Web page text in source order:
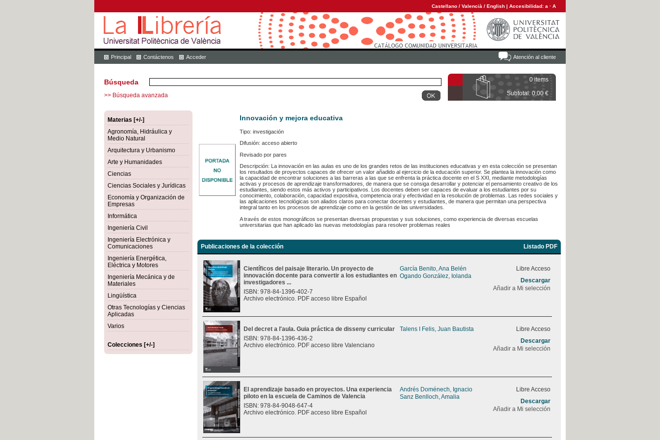
Castellano / Valencià / English | Accesibilidad: a · A
Atención al cliente
Principal Contáctenos Acceder
0 items
Subtotal: 0,00 €
Búsqueda
>> Búsqueda avanzada
Materias [+/-]
Agronomía, Hidráulica y
Medio Natural
Arquitectura y Urbanismo
Arte y Humanidades
Ciencias
Ciencias Sociales y Jurídicas
Economía y Organización de
Empresas
Informática
Ingeniería Civil
Ingeniería Electrónica y
Comunicaciones
Ingeniería Energética,
Eléctrica y Motores
Ingeniería Mecánica y de
Materiales
Lingüística
Otras Tecnologías y Ciencias
Aplicadas
Varios
Colecciones [+/-]
Innovación y mejora educativa
Tipo: investigación
Difusión: acceso abierto
Revisado por pares
Descripción: La innovación en las aulas es uno de los grandes retos de las instituciones educativas y en esta colección se presentan
los resultados de proyectos capaces de ofrecer un valor añadido al ejercicio de la educación superior. Se plantea la innovación como
la capacidad de encontrar soluciones a las barreras a las que se enfrenta la práctica docente en el S XXI, mediante metodologías
activas y procesos de aprendizaje transformadores, de manera que se consiga desarrollar y potenciar el pensamiento creativo de los
estudiantes, siendo estos más activos y participativos. Los docentes deben ser capaces de evaluar a los estudiantes por su
conocimiento, colaboración, capacidad expositiva, competencia oral y efectividad en la resolución de problemas. Las redes sociales y
las aplicaciones tecnológicas son aliados claros para conectar docentes y estudiantes, de manera que permitan una perspectiva
integral tanto en los procesos de aprendizaje como en la gestión de las universidades.
A través de estos monográficos se presentan diversas propuestas y sus soluciones, como experiencia de diversas escuelas
universitarias que han aplicado las nuevas metodologías para resolver problemas reales
Publicaciones de la colección Listado PDF
Científicos del paisaje literario. Un proyecto de
innovación docente para convertir a los estudiantes en
investigadores ...
ISBN: 978-84-1396-402-7
Archivo electrónico. PDF acceso libre Español
García Benito, Ana Belén
Ogando González, Iolanda
Libre Acceso
Descargar
Añadir a Mi selección
Del decret a l'aula. Guia práctica de disseny curricular
ISBN: 978-84-1396-436-2
Archivo electrónico. PDF acceso libre Valenciano
Talens I Felis, Juan Bautista
Libre Acceso
Descargar
Añadir a Mi selección
El aprendizaje basado en proyectos. Una experiencia
piloto en la escuela de Caminos de Valencia
ISBN: 978-84-9048-647-4
Archivo electrónico. PDF acceso libre Español
Andrés Doménech, Ignacio
Sanz Benlloch, Amalia
Libre Acceso
Descargar
Añadir a Mi selección